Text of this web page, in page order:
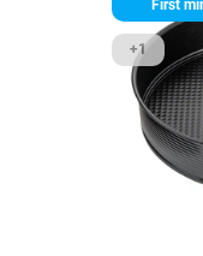
First
+1